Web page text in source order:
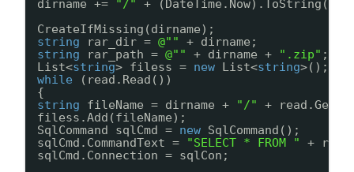
dirname +=
"/" + (DateTime.Now).ToString(
CreateIfMissing(dirname);
string
rar_dir = @""
+ dirname;
string
rar_path = @"" + dirname + ".zip" ;
List<string> filess = new List<string>();
while
(read.Read())
{
string
fileName = dirname + "/"
+
filess.Add(fileName);
SqlCommand sqlCmd = new SqlCommand();
sqlCmd.CommandText =
"SELECT * FROM "
+
sqlCmd.Connection = sqlCon;